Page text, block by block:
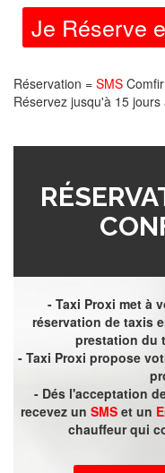
Je Réserve
Réservation = SMS
Réservez jusqu'à 15 jours
- Taxi Proxi met à
réservation de taxis
prestation du
- Taxi Proxi propose
- Dés l'acceptation
recevez un SMSet un
chauffeur qui